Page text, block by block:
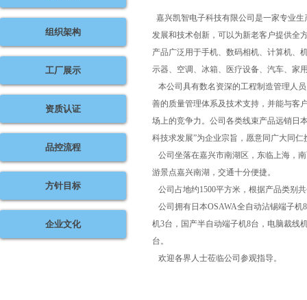
嘉兴凯智电子科技有限公司是一家专业
发展和技术创新，可以为新老客户提供全
产品广泛用于手机、数码相机、计算机、
示器、空调、冰箱、医疗设备、汽车、家
本公司具有数名资深的工程制造管理人
善的质量管理体系及技术支持，并能与客
场上的竞争力。公司各类线束产品远销日
科技求发展”为企业宗旨，愿意同广大同
公司坐落在嘉兴市南湖区，东临上海，
游景点嘉兴南湖，交通十分便捷。
公司占地约1500平方米，根据产品类别
公司拥有日本OSAWA全自动沾锡端子
机3台，国产半自动端子机8台，电脑裁线
台。
欢迎各界人士莅临公司参观指导。
组织架构
工厂展示
资质认证
品控流程
方针目标
企业文化